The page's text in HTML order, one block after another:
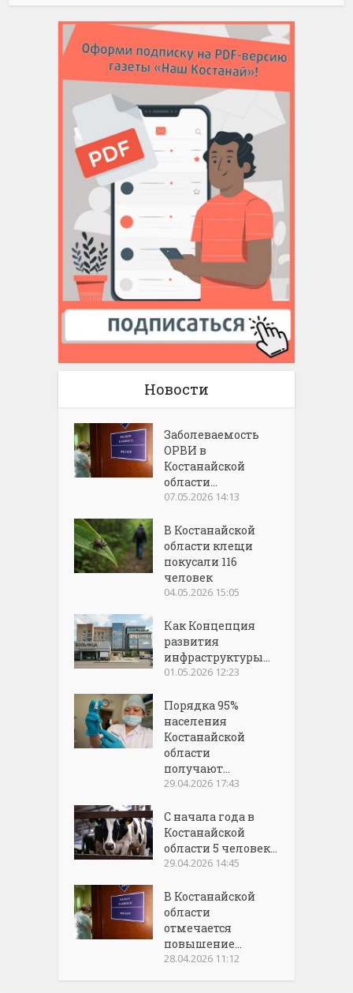
Новости
Заболеваемость
ОРВИ в
Костанайской
области...
07.05.2026 14:13
В Костанайской
области клещи
покусали 116
человек
04.05.2026 15:05
Как Концепция
развития
инфраструктуры...
01.05.2026 12:23
Порядка 95%
населения
Костанайской
области
получают...
29.04.2026 17:43
С начала года в
Костанайской
области 5 человек...
29.04.2026 14:45
В Костанайской
области
отмечается
повышение...
28.04.2026 11:12